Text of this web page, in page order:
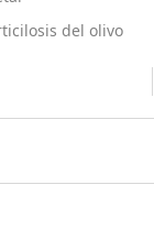
del olivo